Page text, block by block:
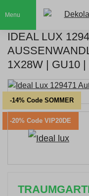
Menu
IDEAL LUX
X28W | GU10 |
-14% Code SOMMER
-20% Code VIP20DE